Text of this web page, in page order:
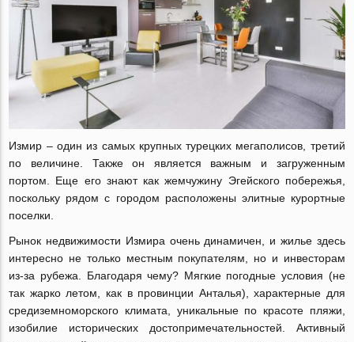
Измир – один из самых крупных турецких мегаполисов, третий
по величине. Также он является важным и загруженным
портом. Еще его знают как жемчужину Эгейского побережья,
поскольку рядом с городом расположены элитные курортные
поселки.
Рынок недвижимости Измира очень динамичен, и жилье здесь
интересно не только местным покупателям, но и инвесторам
из-за рубежа. Благодаря чему? Мягкие погодные условия (не
так жарко летом, как в провинции Анталья), характерные для
средиземноморского климата, уникальные по красоте пляжи,
изобилие исторических достопримечательностей. Активный